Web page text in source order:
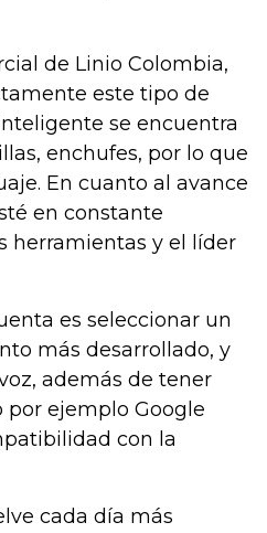
de Linio Colombia,
este tipo de
se encuentra
enchufes, por lo que
En cuanto al avance
en constante
herramientas y el líder
es seleccionar un
más desarrollado, y
además de tener
ejemplo Google
con la
cada día más